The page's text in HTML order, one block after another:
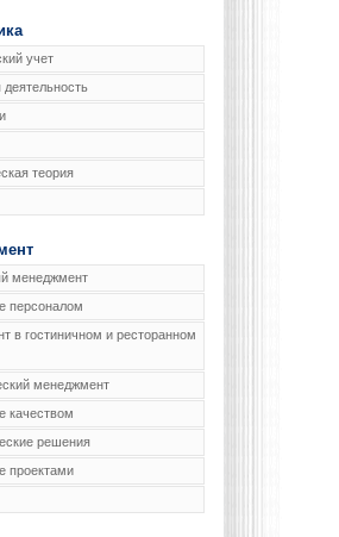
учет
теория
менеджмент
персоналом
в гостиничном и ресторанном
менеджмент
качеством
решения
проектами